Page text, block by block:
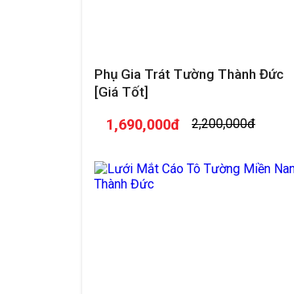
Phụ Gia Trát Tường Thành Đức
[Giá Tốt]
1,690,000đ 2,200,000đ